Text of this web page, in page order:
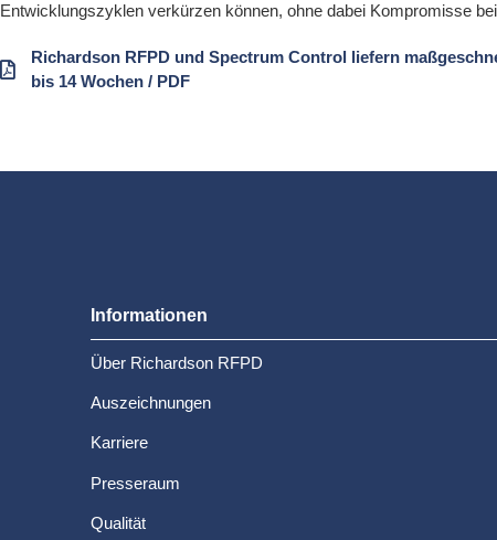
Entwicklungszyklen verkürzen können, ohne dabei Kompromisse
Richardson RFPD und Spectrum Control liefern
bis 14 Wochen / PDF
Informationen
Über Richardson RFPD
Auszeichnungen
Karriere
Presseraum
Qualität